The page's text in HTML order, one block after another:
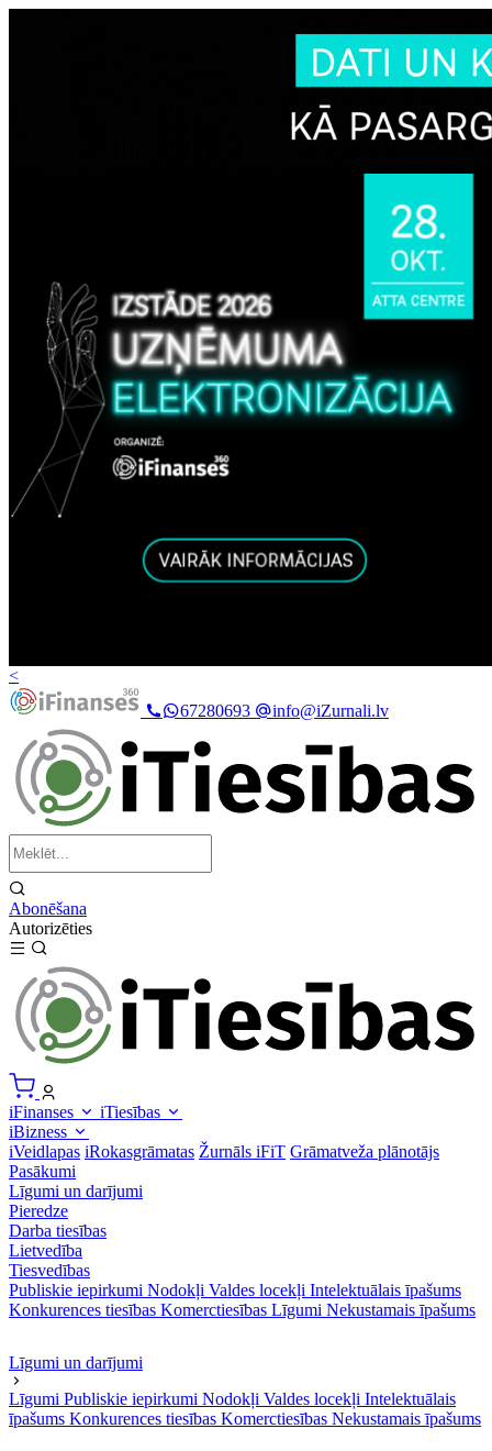
<
67280693
info@iZurnali.lv
Abonēšana
Autorizēties
iFinanses
iTiesības
iBizness
iVeidlapas iRokasgrāmatas Žurnāls iFiT Grāmatveža plānotājs
Pasākumi
Līgumi un darījumi
Pieredze
Darba tiesības
Lietvedība
Tiesvedības
Publiskie iepirkumi Nodokļi Valdes locekļi Intelektuālais īpašums
Konkurences tiesības Komerctiesības Līgumi Nekustamais īpašums
Līgumi un darījumi
Līgumi Publiskie iepirkumi Nodokļi Valdes locekļi Intelektuālais
īpašums Konkurences tiesības Komerctiesības Nekustamais īpašums